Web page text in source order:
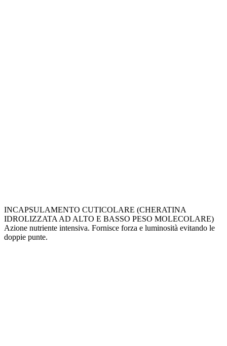
INCAPSULAMENTO CUTICOLARE (CHERATINA
IDROLIZZATA AD ALTO E BASSO PESO MOLECOLARE)
Azione nutriente intensiva. Fornisce forza e luminosità evitando le
doppie punte.